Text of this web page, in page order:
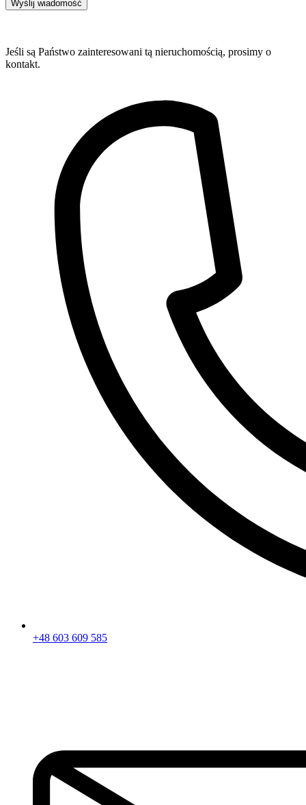
Wyślij wiadomość
Jeśli są Państwo zainteresowani tą nieruchomością, prosimy o
kontakt.
+48 603 609 585